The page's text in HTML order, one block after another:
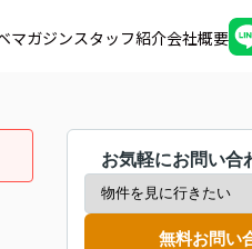
マガジンスタッフ紹介会社概要
お気軽にお問い合
無料お問い